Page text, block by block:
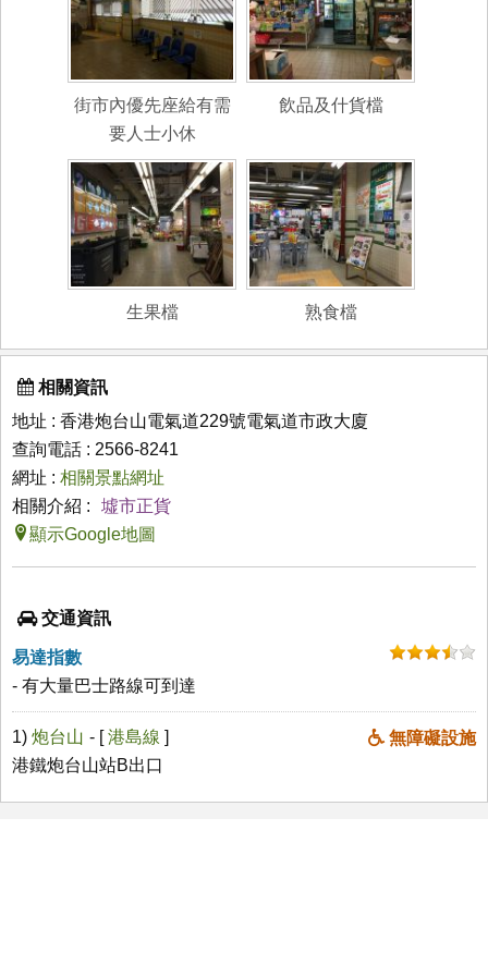
街市內優先座給有需
要人士小休
飲品及什貨檔
生果檔 熟食檔
相關資訊
地址 : 香港炮台山電氣道229號電氣道市政大廈
查詢電話 : 2566-8241
網址 : 相關景點網址
相關介紹 :
墟市正貨
顯示Google地圖
交通資訊
易達指數
- 有大量巴士路線可到達
1) 炮台山 無障礙設施
- [港島線 ]
港鐵炮台山站B出口